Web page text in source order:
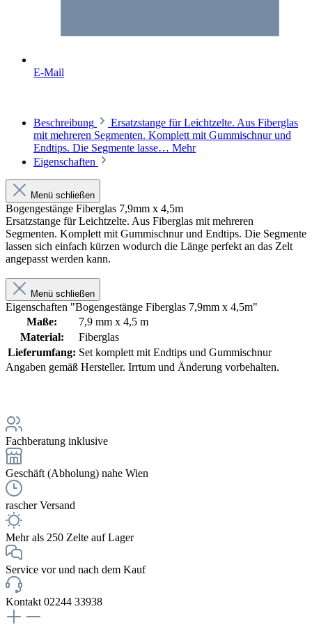
E-Mail
Beschreibung
Ersatzstange für Leichtzelte. Aus Fiberglas
mit mehreren Segmenten. Komplett mit Gummischnur und
Endtips. Die Segmente lasse… Mehr
Eigenschaften
Menü schließen
Bogengestänge Fiberglas 7,9mm x 4,5m
Ersatzstange für Leichtzelte. Aus Fiberglas mit mehreren
Segmenten. Komplett mit Gummischnur und Endtips. Die Segmente
lassen sich einfach kürzen wodurch die Länge perfekt an das Zelt
angepasst werden kann.
Menü schließen
Eigenschaften "Bogengestänge Fiberglas 7,9mm x 4,5m"
Maße:
7,9 mm x 4,5 m
Material:
Fiberglas
Lieferumfang: Set komplett mit Endtips und Gummischnur
Angaben gemäß Hersteller. Irrtum und Änderung vorbehalten.
Fachberatung inklusive
Geschäft (Abholung) nahe Wien
rascher Versand
Mehr als 250 Zelte auf Lager
Service vor und nach dem Kauf
Kontakt 02244 33938